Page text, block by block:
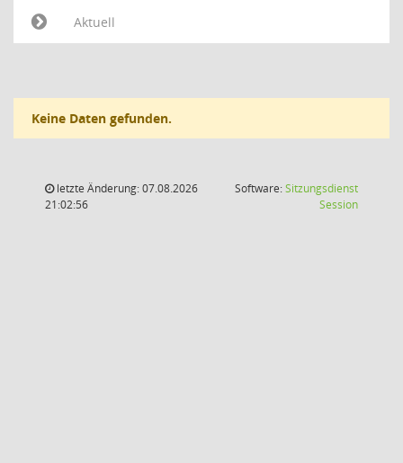
Aktuell
Keine Daten gefunden.
letzte Änderung: 07.08.2026
21:02:56
Software:Sitzungsdienst
Session(Wird in